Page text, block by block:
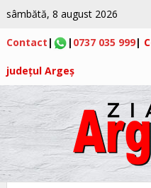
sâmbătă, 8 august 2026
Contact | | 0737 035 999|
județul Argeș